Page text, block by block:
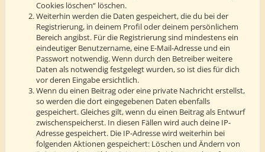
Cookies löschen“ löschen.
Weiterhin werden die Daten gespeichert, die du bei der
Registrierung, in deinem Profil oder deinem persönlichem
Bereich angibst. Für die Registrierung sind mindestens ein
eindeutiger Benutzername, eine E-Mail-Adresse und ein
Passwort notwendig. Wenn durch den Betreiber weitere
Daten als notwendig festgelegt wurden, so ist dies für dich
vor deren Eingabe ersichtlich.
Wenn du einen Beitrag oder eine private Nachricht erstellst,
so werden die dort eingegebenen Daten ebenfalls
gespeichert. Gleiches gilt, wenn du einen Beitrag als Entwurf
zwischenspeicherst. In diesen Fällen wird auch deine IP-
Adresse gespeichert. Die IP-Adresse wird weiterhin bei
folgenden Aktionen gespeichert: Löschen und Ändern von